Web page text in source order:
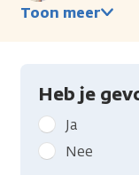
Toon meer
Heb je
Geef
kanker.nl
feedback:
Ja
Nee